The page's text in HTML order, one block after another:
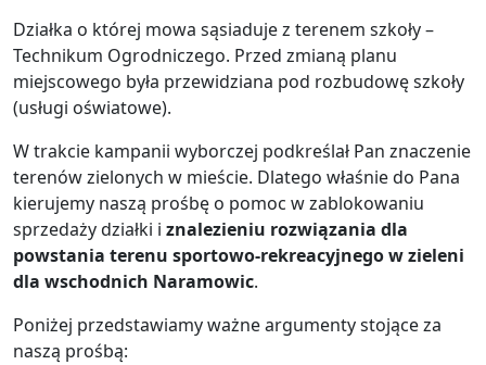
Działka o której mowa sąsiaduje z terenem szkoły –
Technikum Ogrodniczego. Przed zmianą planu
miejscowego była przewidziana pod rozbudowę szkoły
(usługi oświatowe).
W trakcie kampanii wyborczej podkreślał Pan znaczenie
terenów zielonych w mieście. Dlatego właśnie do Pana
kierujemy naszą prośbę o pomoc w zablokowaniu
sprzedaży działki i znalezieniu rozwiązania dla
powstania terenu sportowo-rekreacyjnego w zieleni
dla wschodnich Naramowic.
Poniżej przedstawiamy ważne argumenty stojące za
naszą prośbą: